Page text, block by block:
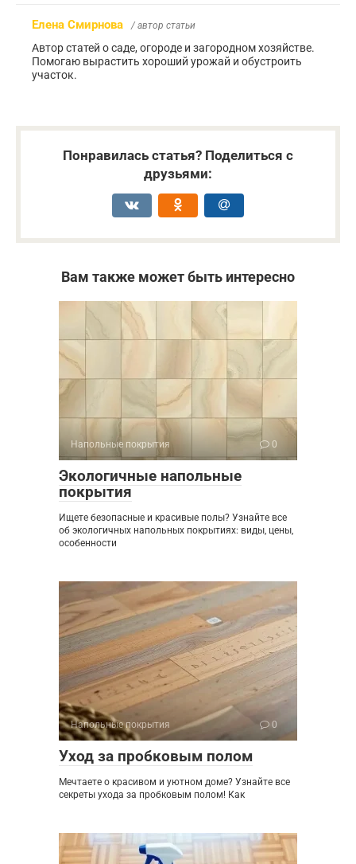
Елена Смирнова / автор статьи
Автор статей о саде, огороде и загородном хозяйстве.
Помогаю вырастить хороший урожай и обустроить
участок.
Понравилась статья? Поделиться с
друзьями:
Вам также может быть интересно
Напольные покрытия 0
Экологичные напольные
покрытия
Ищете безопасные и красивые полы? Узнайте все
об экологичных напольных покрытиях: виды, цены,
особенности
Напольные покрытия 0
Уход за пробковым полом
Мечтаете о красивом и уютном доме? Узнайте все
секреты ухода за пробковым полом! Как